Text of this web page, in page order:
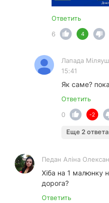
Ответить
6
4
Лапада
15:41
Як саме?
Ответить
0
-2
Еще 2 ответа
Педан Аліна
Хіба на 1 малюнку
дорога?
Ответить